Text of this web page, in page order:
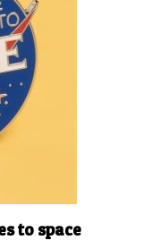
to space